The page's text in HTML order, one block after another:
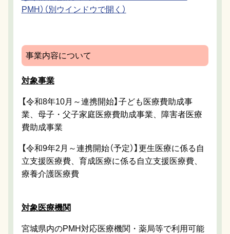
PMH）（別ウインドウで開く）
事業内容について
対象事業
【令和8年10月～連携開始】子ども医療費助成事
業、母子・父子家庭医療費助成事業、障害者医療
費助成事業
【令和9年2月～連携開始（予定）】更生医療に係る自
立支援医療費、育成医療に係る自立支援医療費、
療養介護医療費
対象医療機関
宮城県内のPMH対応医療機関・薬局等で利用可能